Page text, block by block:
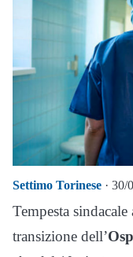
Settimo Torinese · 30/
Tempesta
transizione dell’